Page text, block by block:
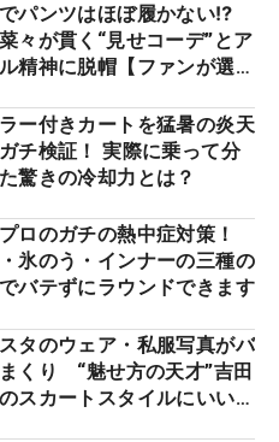
パンツはほぼ履かない⁉
々が貫く“見せコーデ”とア
精神に脱帽【ファンが選ぶ
ー付きカートを猛暑の炎天
チ検証！ 実際に乗って分
驚きの冷却力とは？
ロのガチの熱中症対策！
氷のう・インナーの三種の
バテずにラウンドできます
タのウェア・私服写真がバ
くり “魅せ方の天才”吉田
スカートスタイルにいい